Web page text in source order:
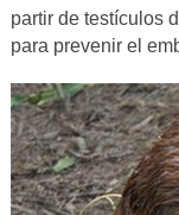
partir de testículos
para prevenir el